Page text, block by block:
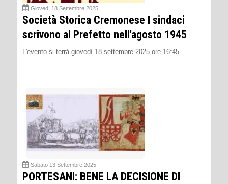
Giovedì 18 Settembre 2025
Società Storica Cremonese I sindaci
scrivono al Prefetto nell'agosto 1945
L'evento si terrà giovedì 18 settembre 2025 ore 16:45
Sabato 13 Settembre 2025
PORTESANI: BENE LA DECISIONE DI